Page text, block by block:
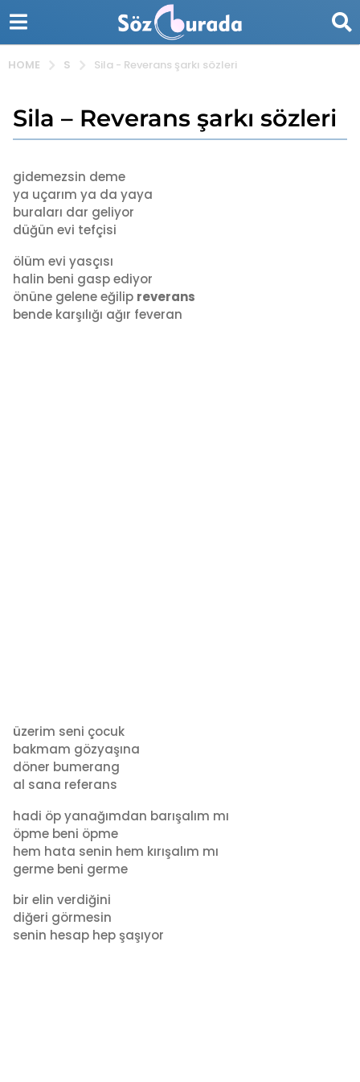
HOME S Sila - Reverans şarkı sözleri
8
y
a
g
o
7
y
ı
l
a
Sila – Reverans şarkı sözleri
y
a
d
m
i
gidemezsin deme
ya uçarım ya da yaya
buraları dar geliyor
düğün evi tefçisi
ölüm evi yasçısı
halin beni gasp ediyor
önüne gelene eğilip reverans
bende karşılığı ağır feveran
üzerim seni çocuk
bakmam gözyaşına
döner bumerang
al sana referans
hadi öp yanağımdan barışalım mı
öpme beni öpme
hem hata senin hem kırışalım mı
germe beni germe
bir elin verdiğini
diğeri görmesin
senin hesap hep şaşıyor